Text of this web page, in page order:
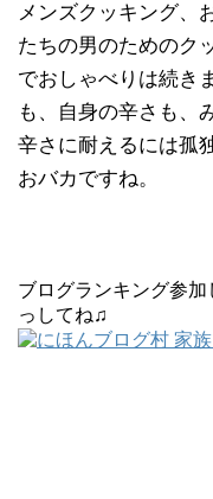
メンズクッキング、
たちの男のためのク
でおしゃべりは続き
も、自身の辛さも、
辛さに耐えるには孤
おバカですね。
ブログランキング参
っしてね♫